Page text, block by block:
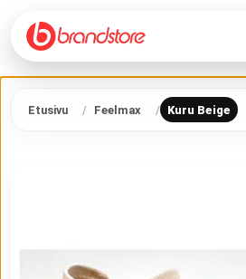
Etusivu Feelmax Kuru Beige